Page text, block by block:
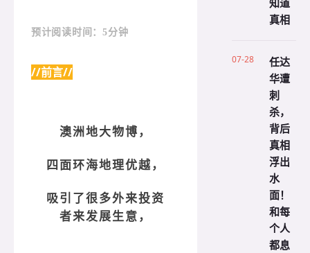
预计阅读时间：5分钟
//前言//
澳洲地大物博，
四面环海地理优越，
吸引了很多外来投资
者来发展生意，
真相
07-28
任达
华遭
刺
杀，
背后
真相
浮出
水
面！
和每
个人
都息